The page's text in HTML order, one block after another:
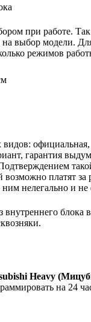
при работе.
выбор модели. Для
режимов
гарантия
возможно платят
нелегально и не
блока
Heavy
на 24